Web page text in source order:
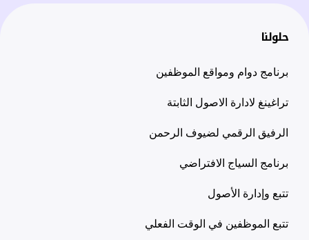
حلولنا
برنامج دوام ومواقع الموظفين
تراغينغ لادارة الاصول الثابتة
الرفيق الرقمي لضيوف الرحمن
برنامج السياج الافتراضي
تتبع وإدارة الأصول
تتبع الموظفين في الوقت الفعلي